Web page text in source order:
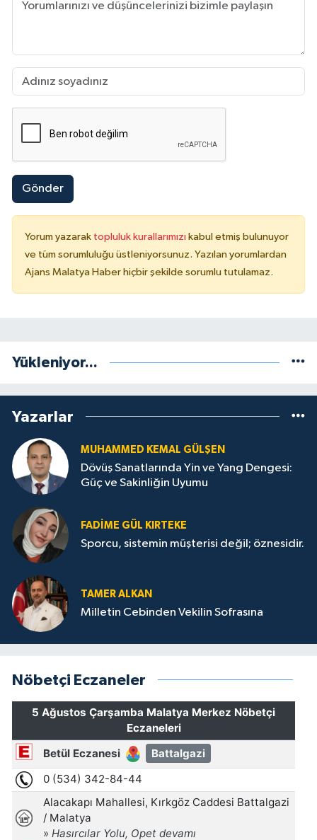
Gönder
Yorum yazarak topluluk kurallarımızı kabul etmiş bulunuyor
ve tüm sorumluluğu üstleniyorsunuz. Yazılan yorumlardan
Ajans Malatya Haber hiçbir şekilde sorumlu tutulamaz.
Yükleniyor...
Yazarlar
MUHAMMED KEMAL GÜLŞEN
Dövüş Sanatlarında Yin ve Yang Dengesi:
Güç ve Sakinliğin Uyumu
FADIME GÜL KIRTEKE
Sporcu, sistemin müşterisi değil; öznesidir.
TAMER ALKAN
Milletin Cebinden Vekilin Sofrasına
Nöbetçi Eczaneler